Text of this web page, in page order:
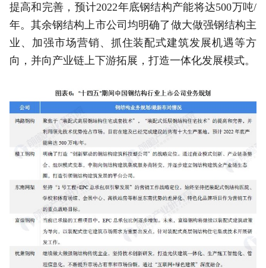
提高和完善，预计2022年底钢结构产能将达500万吨/
年。其余钢结构上市公司均明确了做大做强钢结构主
业、加强市场营销、抓住装配式建筑发展机遇等方
向，并向产业链上下游拓展，打造一体化发展模式。